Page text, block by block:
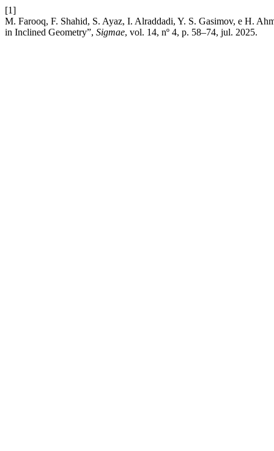
[1]
M. Farooq, F. Shahid, S. Ayaz, I. Alraddadi, Y. S. Gasimov, e H.
in Inclined Geometry”, Sigmae, vol. 14, nº 4, p. 58–74, jul. 2025.